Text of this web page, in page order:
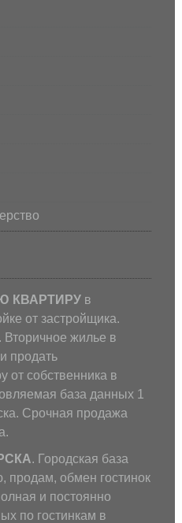
КВАРТИРУв
от застройщика.
Вторичное жилье в
продать
от собственника в
база данных 1
Срочная продажа
. Городская база
продам, обмен гостинок
и постоянно
по гостинкам в